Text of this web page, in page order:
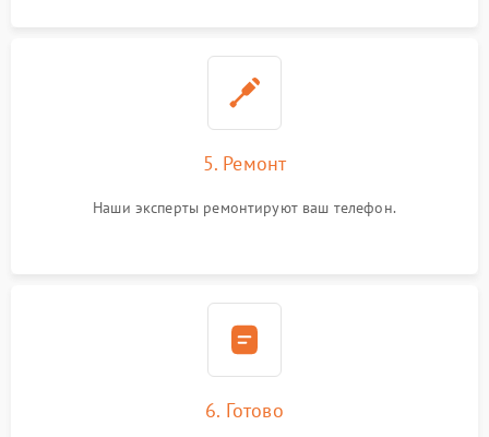
5. Ремонт
Наши эксперты ремонтируют ваш телефон.
6. Готово